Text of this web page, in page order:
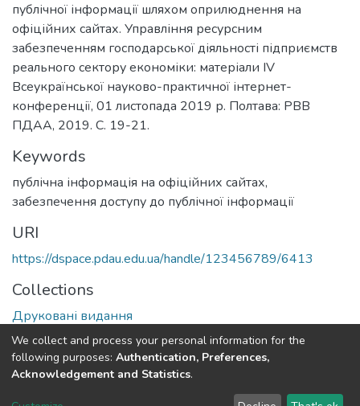
публічної інформації шляхом оприлюднення на
офіційних сайтах. Управління ресурсним
забезпеченням господарської діяльності підприємств
реального сектору економіки: матеріали ІV
Всеукраїнської науково-практичної інтернет-
конференції, 01 листопада 2019 р. Полтава: РВВ
ПДАА, 2019. С. 19-21.
Keywords
публічна інформація на офіційних сайтах,
забезпечення доступу до публічної інформації
URI
https://dspace.pdau.edu.ua/handle/123456789/6413
Collections
Друковані видання
Full item page
DSpace software copyright © 2002-2026 LYRASIS
We collect and process your personal information for the
following purposes: Authentication, Preferences,
Acknowledgement and Statistics.